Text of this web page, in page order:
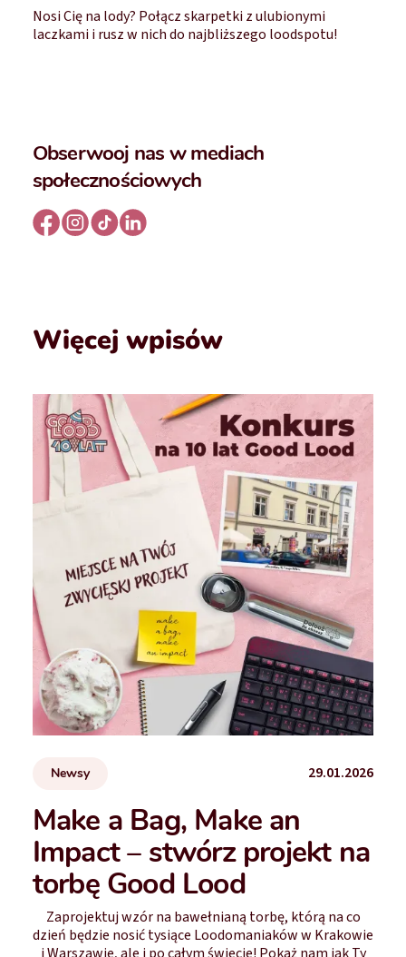
Nosi Cię na lody? Połącz skarpetki z ulubionymi
laczkami i rusz w nich do najbliższego loodspotu!
Obserwooj nas w mediach
społecznościowych
Więcej wpisów
Newsy 29.01.2026
Make a Bag, Make an
Impact – stwórz projekt na
torbę Good Lood
Zaprojektuj wzór na bawełnianą torbę, którą na co
dzień będzie nosić tysiące Loodomaniaków w Krakowie